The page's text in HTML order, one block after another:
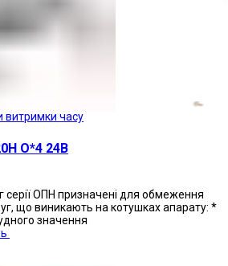
витримки часу
О*4 24В
ОПН призначені для обмеження
що виникають на котушках апарату: *
значення